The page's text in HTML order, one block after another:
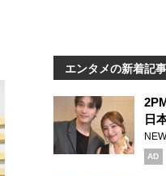
エンタメの新着記事
日
AD